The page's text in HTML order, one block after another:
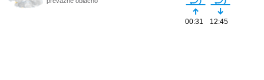
00:31 12:45